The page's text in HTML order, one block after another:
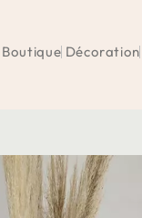
Boutique Décoration